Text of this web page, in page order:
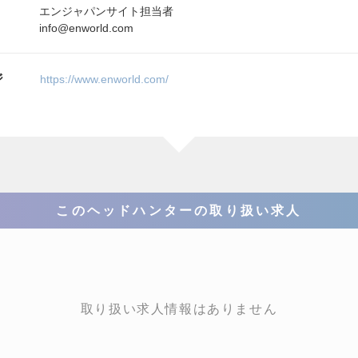
エンジャパンサイト担当者
info@enworld.com
https://www.enworld.com/
このヘッドハンターの取り扱い求人
取り扱い求人情報はありません